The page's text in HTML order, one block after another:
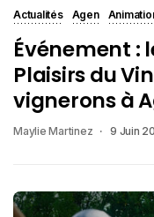
Actualités Agen
Événement :
Plaisirs du
vignerons à
Maylie Martinez 9 Juin